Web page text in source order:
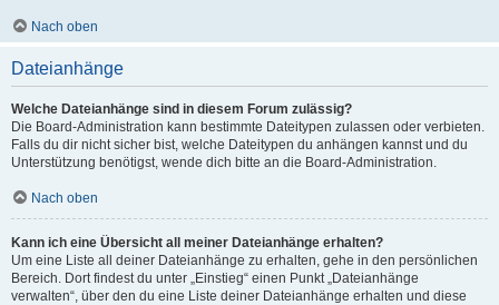
Nach oben
Dateianhänge
Welche Dateianhänge sind in diesem Forum zulässig?
Die Board-Administration kann bestimmte Dateitypen zulassen oder verbieten.
Falls du dir nicht sicher bist, welche Dateitypen du anhängen kannst und du
Unterstützung benötigst, wende dich bitte an die Board-Administration.
Nach oben
Kann ich eine Übersicht all meiner Dateianhänge erhalten?
Um eine Liste all deiner Dateianhänge zu erhalten, gehe in den persönlichen
Bereich. Dort findest du unter „Einstieg“ einen Punkt „Dateianhänge
verwalten“, über den du eine Liste deiner Dateianhänge erhalten und diese